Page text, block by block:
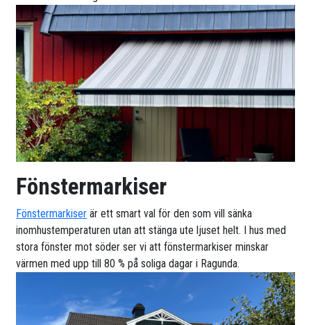
Fönstermarkiser
Fönstermarkiser är ett smart val för den som vill sänka
inomhustemperaturen utan att stänga ute ljuset helt. I hus med
stora fönster mot söder ser vi att fönstermarkiser minskar
värmen med upp till 80 % på soliga dagar i Ragunda.